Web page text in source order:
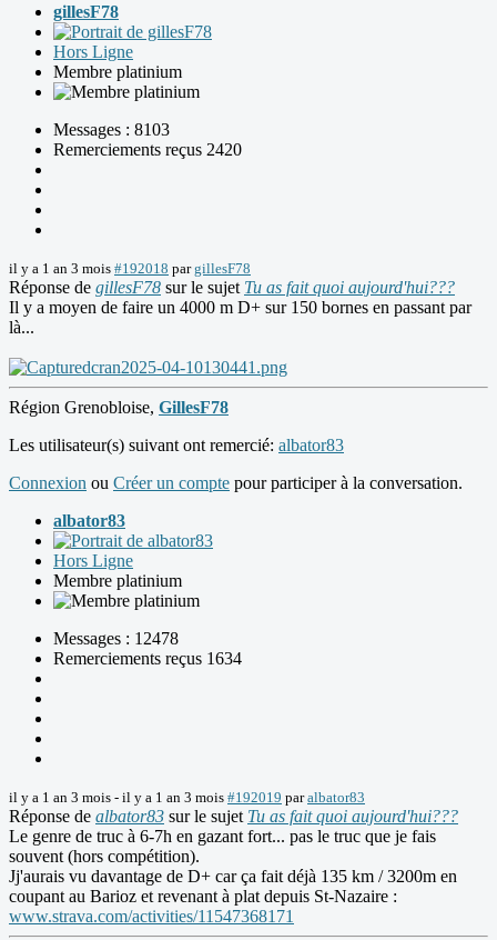
gillesF78
Hors Ligne
Membre platinium
Messages : 8103
Remerciements reçus 2420
il y a 1 an 3 mois #192018 pargillesF78
Réponse de gillesF78 sur le sujet Tu as fait quoi aujourd'hui???
Il y a moyen de faire un 4000 m D+ sur 150 bornes en passant par
là...
Région Grenobloise, GillesF78
Les utilisateur(s) suivant ont remercié: albator83
Connexion ou Créer un compte pour participer à la conversation.
albator83
Hors Ligne
Membre platinium
Messages : 12478
Remerciements reçus 1634
il y a 1 an 3 mois - il y a 1 an 3 mois #192019 paralbator83
Réponse de albator83 sur le sujet Tu as fait quoi aujourd'hui???
Le genre de truc à 6-7h en gazant fort... pas le truc que je fais
souvent (hors compétition).
Jj'aurais vu davantage de D+ car ça fait déjà 135 km / 3200m en
coupant au Barioz et revenant à plat depuis St-Nazaire :
www.strava.com/activities/11547368171